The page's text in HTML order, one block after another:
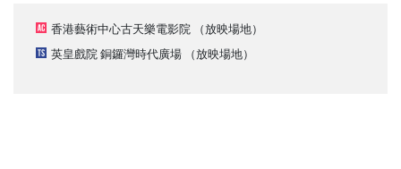
香港藝術中心古天樂電影院 （放映場地）
英皇戲院 銅鑼灣時代廣場 （放映場地）